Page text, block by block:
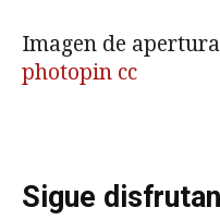
Imagen de
photopin cc
Sigue